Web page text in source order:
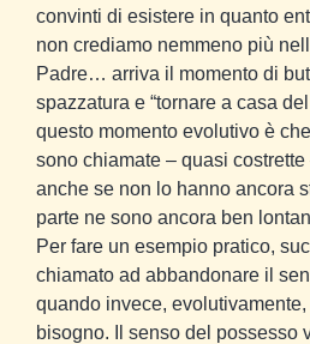
convinti di esistere in quanto
non crediamo nemmeno più
Padre… arriva il momento di
spazzatura e “tornare a casa
questo momento evolutivo è
sono chiamate – quasi
anche se non lo hanno ancora
parte ne sono ancora ben
Per fare un esempio pratico,
chiamato ad abbandonare il
quando invece,
bisogno. Il senso del possesso